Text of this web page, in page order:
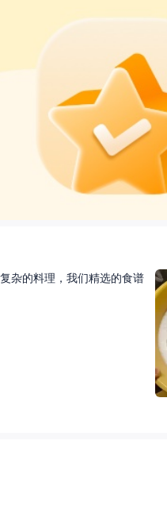
杂的料理，我们精选的食谱